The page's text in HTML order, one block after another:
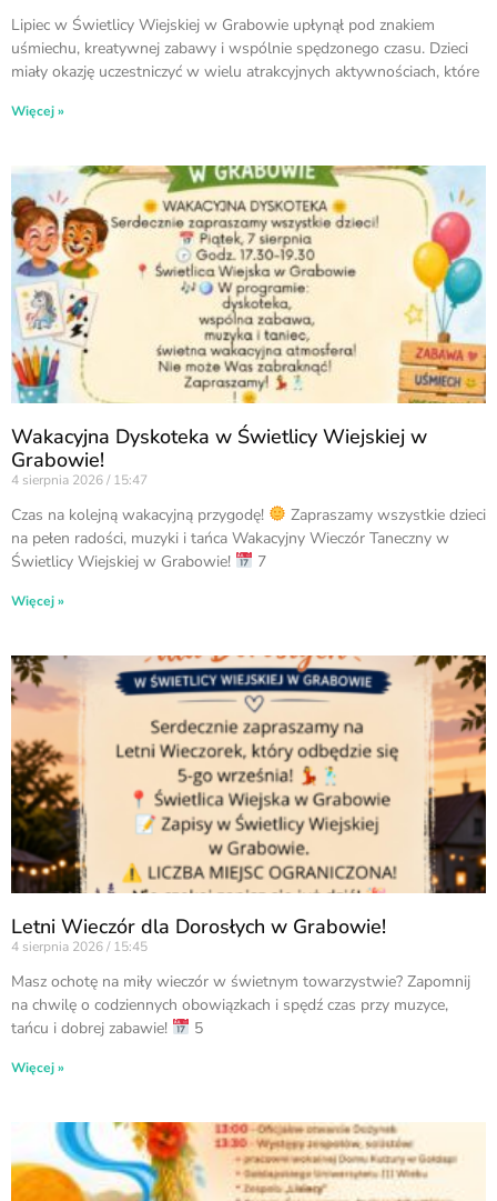
Lipiec w Świetlicy Wiejskiej w Grabowie upłynął pod znakiem
uśmiechu, kreatywnej zabawy i wspólnie spędzonego czasu. Dzieci
miały okazję uczestniczyć w wielu atrakcyjnych aktywnościach, które
Więcej »
Wakacyjna Dyskoteka w Świetlicy Wiejskiej w
Grabowie!
4 sierpnia 2026 15:47
Czas na kolejną wakacyjną przygodę!
Zapraszamy wszystkie dzieci
na pełen radości, muzyki i tańca Wakacyjny Wieczór Taneczny w
Świetlicy Wiejskiej w Grabowie!
7
Więcej »
Letni Wieczór dla Dorosłych w Grabowie!
4 sierpnia 2026 15:45
Masz ochotę na miły wieczór w świetnym towarzystwie? Zapomnij
na chwilę o codziennych obowiązkach i spędź czas przy muzyce,
tańcu i dobrej zabawie!
5
Więcej »